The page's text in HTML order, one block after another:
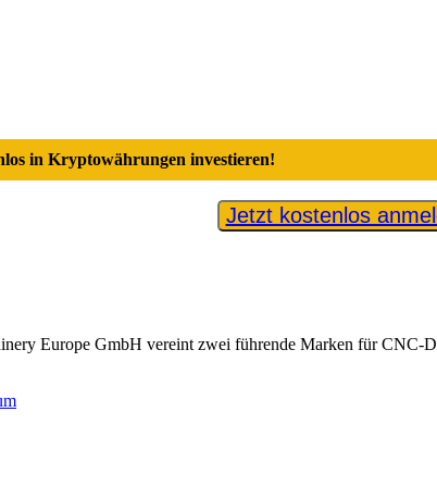
in Kryptowährungen investieren!
Jetzt kostenlos
Europe GmbH vereint zwei führende Marken für CNC-